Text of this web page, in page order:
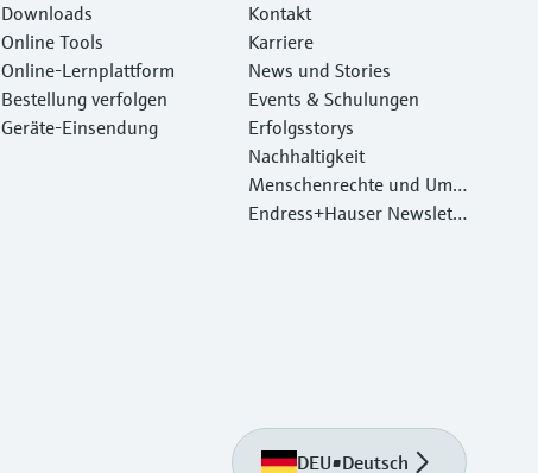
Downloads
Online Tools
Online-Lernplattform
Bestellung verfolgen
Geräte‑Einsendung
Kontakt
Karriere
News und Stories
Events & Schulungen
Erfolgsstorys
Nachhaltigkeit
Menschenrechte und Umw
eltschutz
Endress+Hauser Newslett
DEU•Deutsch